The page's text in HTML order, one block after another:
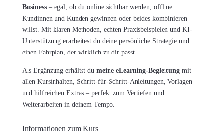
Business– egal, ob du online sichtbar werden, offline
Kundinnen und Kunden gewinnen oder beides kombinieren
willst. Mit klaren Methoden, echten Praxisbeispielen und KI-
Unterstützung erarbeitest du deine persönliche Strategie und
einen Fahrplan, der wirklich zu dir passt.
Als Ergänzung erhältst du meine eLearning-Begleitungmit
allen Kursinhalten, Schritt-für-Schritt-Anleitungen, Vorlagen
und hilfreichen Extras – perfekt zum Vertiefen und
Weiterarbeiten in deinem Tempo.
Informationen zum Kurs